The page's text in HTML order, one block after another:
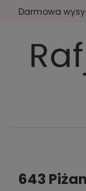
Darmowa
643